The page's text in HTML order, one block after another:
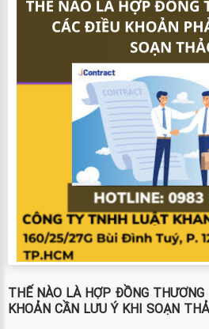
THẾ NÀO LÀ HỢP ĐỒNG
KHOẢN CẦN LƯU Ý KHI SOẠN